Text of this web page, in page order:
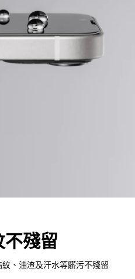
不殘留
、油渣及汗水等髒污不殘留